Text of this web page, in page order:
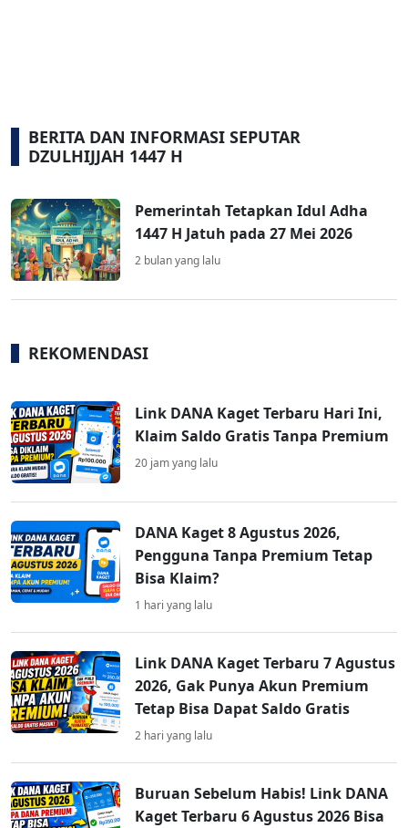
BERITA DAN INFORMASI SEPUTAR
DZULHIJJAH 1447 H
Pemerintah Tetapkan Idul Adha
1447 H Jatuh pada 27 Mei 2026
2 bulan yang lalu
REKOMENDASI
Link DANA Kaget Terbaru Hari Ini,
Klaim Saldo Gratis Tanpa Premium
20 jam yang lalu
DANA Kaget 8 Agustus 2026,
Pengguna Tanpa Premium Tetap
Bisa Klaim?
1 hari yang lalu
Link DANA Kaget Terbaru 7 Agustus
2026, Gak Punya Akun Premium
Tetap Bisa Dapat Saldo Gratis
2 hari yang lalu
Buruan Sebelum Habis! Link DANA
Kaget Terbaru 6 Agustus 2026 Bisa